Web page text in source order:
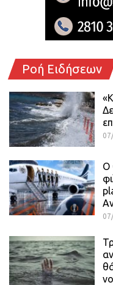
Ροή Ειδήσεων
Ο